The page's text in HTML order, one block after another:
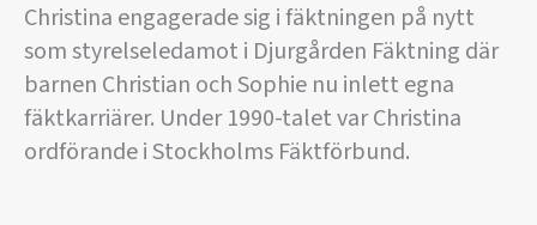
Christina engagerade sig i fäktningen på nytt
som styrelseledamot i Djurgården Fäktning där
barnen Christian och Sophie nu inlett egna
fäktkarriärer. Under 1990-talet var Christina
ordförande i Stockholms Fäktförbund.